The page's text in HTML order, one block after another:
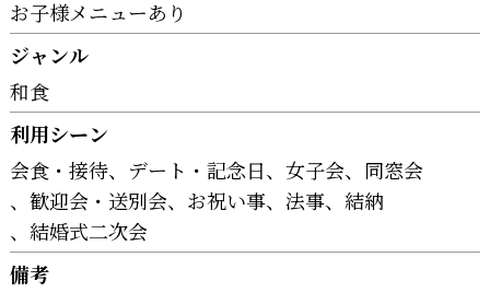
お子様メニューあり
ジャンル
和食
利用シーン
会食・接待
デート・記念日 女子会
同窓会
歓迎会・送別会
お祝い事 法事
結納
結婚式二次会
備考